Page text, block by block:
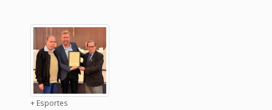
+ Esportes